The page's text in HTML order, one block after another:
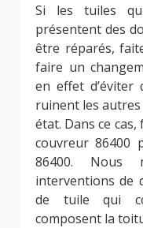
Si les tuiles
présentent des
être réparés,
faire un
en effet d’éviter
ruinent les
état. Dans ce
couvreur 86400
86400. Nous
interventions de
de tuile qui
composent la